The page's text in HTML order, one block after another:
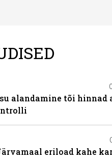
alandamine tõi hinnad
eriload kahe